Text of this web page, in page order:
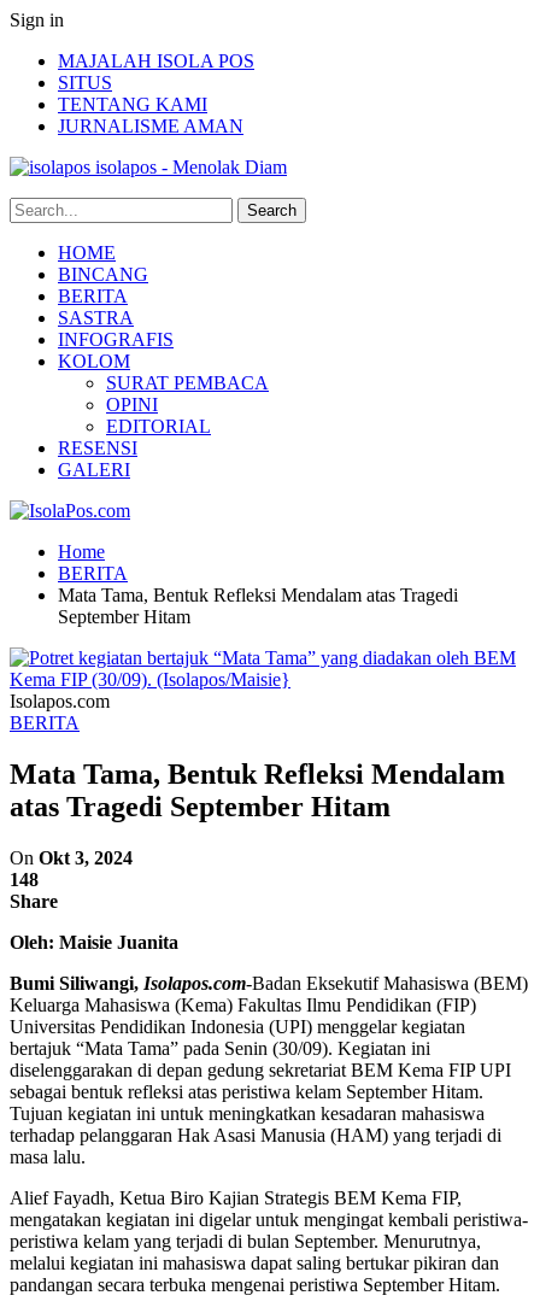
Sign in
MAJALAH ISOLA POS
SITUS
TENTANG KAMI
JURNALISME AMAN
isolapos - Menolak Diam
HOME
BINCANG
BERITA
SASTRA
INFOGRAFIS
KOLOM
SURAT PEMBACA
OPINI
EDITORIAL
RESENSI
GALERI
Home
BERITA
Mata Tama, Bentuk Refleksi Mendalam atas Tragedi
September Hitam
Isolapos.com
BERITA
Mata Tama, Bentuk Refleksi Mendalam
atas Tragedi September Hitam
On Okt 3, 2024
148
Share
Oleh: Maisie Juanita
Bumi Siliwangi, Isolapos.com-Badan Eksekutif Mahasiswa (BEM)
Keluarga Mahasiswa (Kema) Fakultas Ilmu Pendidikan (FIP)
Universitas Pendidikan Indonesia (UPI) menggelar kegiatan
bertajuk “Mata Tama” pada Senin (30/09). Kegiatan ini
diselenggarakan di depan gedung sekretariat BEM Kema FIP UPI
sebagai bentuk refleksi atas peristiwa kelam September Hitam.
Tujuan kegiatan ini untuk meningkatkan kesadaran mahasiswa
terhadap pelanggaran Hak Asasi Manusia (HAM) yang terjadi di
masa lalu.
Alief Fayadh, Ketua Biro Kajian Strategis BEM Kema FIP,
mengatakan kegiatan ini digelar untuk mengingat kembali peristiwa-
peristiwa kelam yang terjadi di bulan September. Menurutnya,
melalui kegiatan ini mahasiswa dapat saling bertukar pikiran dan
pandangan secara terbuka mengenai peristiwa September Hitam.